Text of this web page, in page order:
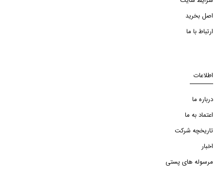
اصل بخرید
ارتباط با ما
اطلاعات
درباره ما
اعتماد به ما
تاریخچه شرکت
اخبار
مرسوله های پستی